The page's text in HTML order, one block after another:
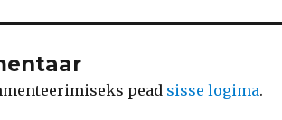
pead sisse logima.